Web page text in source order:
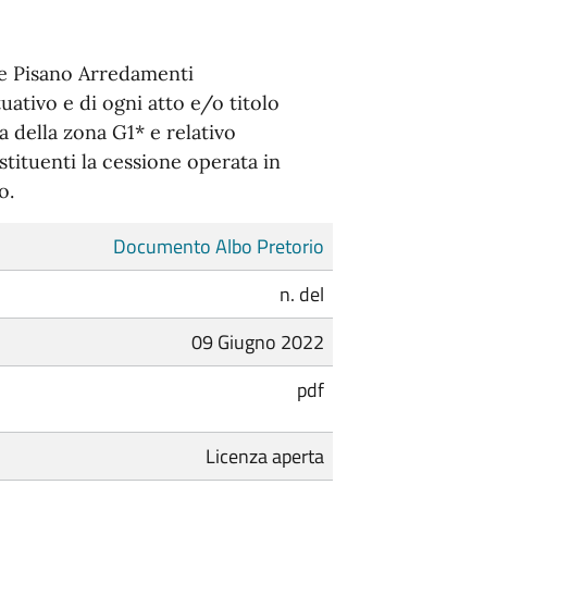
Pisano Arredamenti
e di ogni atto e/o titolo
della zona G1* e relativo
la cessione operata in
Documento Albo Pretorio
n. del
09 Giugno 2022
pdf
Licenza aperta